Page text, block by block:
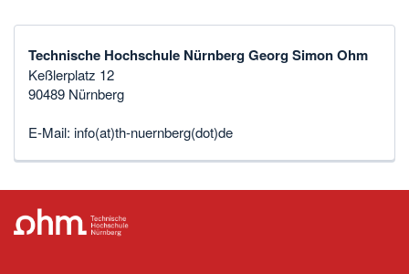
Technische Hochschule Nürnberg Georg Simon Ohm
Keßlerplatz 12
90489 Nürnberg
E-Mail: info(at)th-nuernberg(dot)de